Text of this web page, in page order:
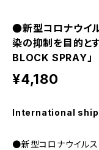
●新型コロナウイ
染の抑制を目的と
BLOCK SPRAY」
¥4,180
International
●新型コロナウイル